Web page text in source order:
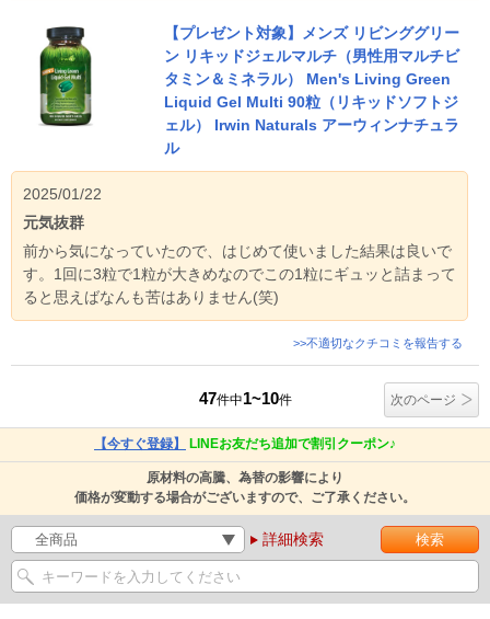
【プレゼント対象】メンズ リビンググリー
ン リキッドジェルマルチ（男性用マルチビ
タミン＆ミネラル） Men's Living Green
Liquid Gel Multi 90粒（リキッドソフトジ
ェル） Irwin Naturals アーウィンナチュラ
ル
2025/01/22
元気抜群
前から気になっていたので、はじめて使いました結果は良いで
す。1回に3粒で1粒が大きめなのでこの1粒にギュッと詰まって
ると思えばなんも苦はありません(笑)
>>不適切なクチコミを報告する
47件中1~10件 次のページ
【今すぐ登録】 LINEお友だち追加で割引クーポン♪
原材料の高騰、為替の影響により
価格が変動する場合がございますので、ご了承ください。
詳細検索